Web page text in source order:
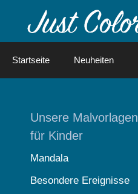
Startseite Neuheiten
Unsere Malvorlagen
für Kinder
Mandala
Besondere Ereignisse